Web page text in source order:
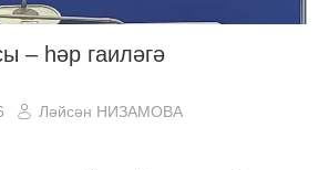
– һәр гаиләгә
Ләйсән НИЗАМОВА